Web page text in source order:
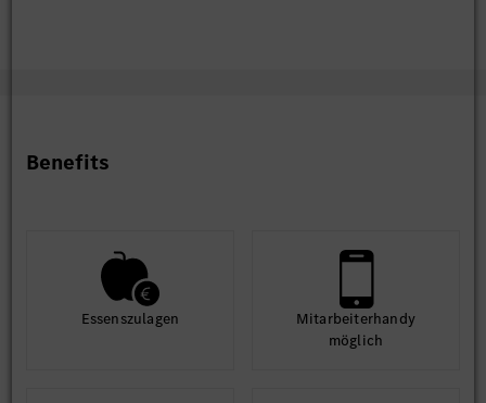
Benefits
Essens­zulagen
Mit­arbeiter­handy
möglich